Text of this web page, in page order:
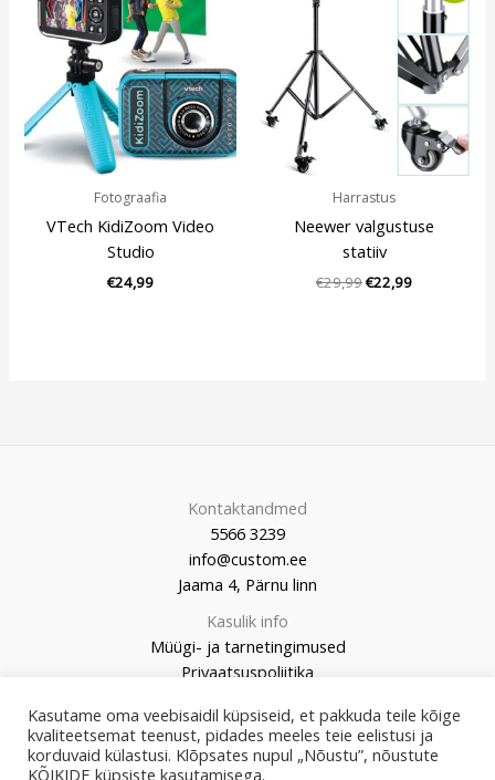
Fotograafia
VTech KidiZoom Video
Studio
€24,99
Harrastus
Neewer valgustuse
statiiv
€29,99
€29,99.
€22,99
is:
€22,99.
Kontaktandmed
5566 3239
info@custom.ee
Jaama 4, Pärnu linn
Kasulik info
Müügi- ja tarnetingimused
Privaatsuspoliitika
Kasutame oma veebisaidil küpsiseid, et pakkuda teile kõige
kvaliteetsemat teenust, pidades meeles teie eelistusi ja
korduvaid külastusi. Klõpsates nupul „Nõustu”, nõustute
KÕIKIDE küpsiste kasutamisega.